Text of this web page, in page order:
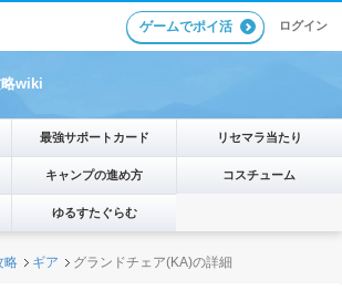
ゲームでポイ活 ログイン
wiki
最強サポートカード リセマラ当たり
キャンプの進め方 コスチューム
ゆるすたぐらむ
略 ギア グランドチェア(KA)の詳細